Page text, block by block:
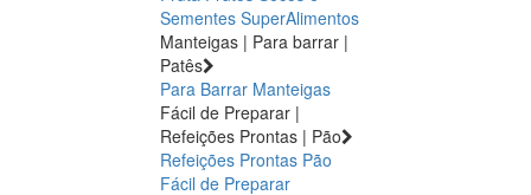
Sementes SuperAlimentos
Manteigas | Para barrar |
Patês
Para Barrar Manteigas
Fácil de Preparar |
Refeições Prontas | Pão
Refeições Prontas Pão
Fácil de Preparar